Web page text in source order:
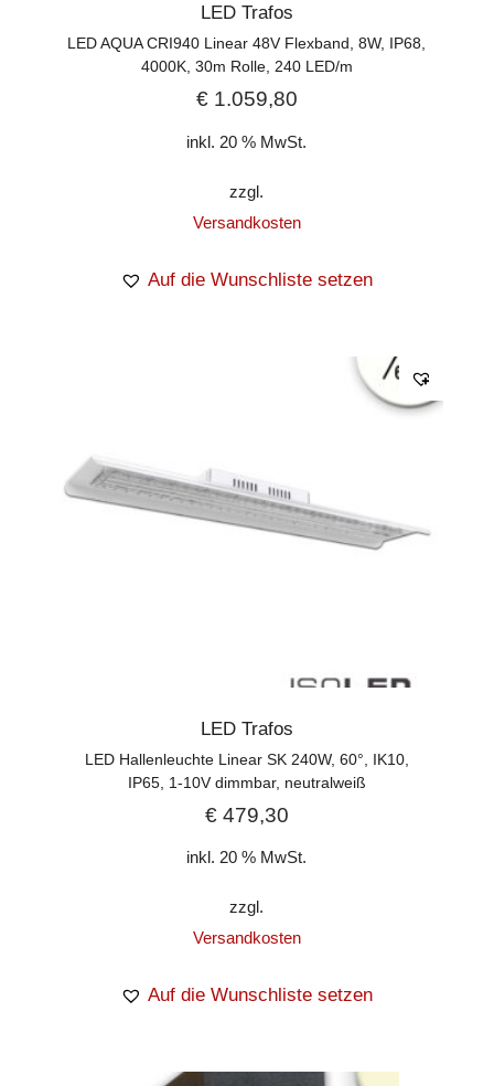
LED Trafos
LED AQUA CRI940 Linear 48V Flexband, 8W, IP68,
4000K, 30m Rolle, 240 LED/m
€1.059,80
inkl. 20 % MwSt.
zzgl.
Versandkosten
Auf die Wunschliste setzen
LED Trafos
LED Hallenleuchte Linear SK 240W, 60°, IK10,
IP65, 1-10V dimmbar, neutralweiß
€479,30
inkl. 20 % MwSt.
zzgl.
Versandkosten
Auf die Wunschliste setzen